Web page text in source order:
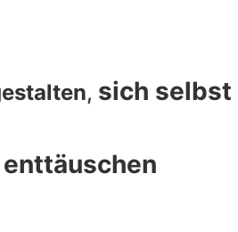
, sich selbst